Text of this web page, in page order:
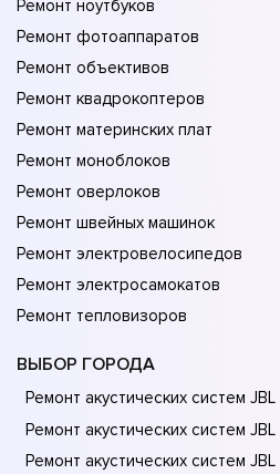
Ремонт ноутбуков
Ремонт фотоаппаратов
Ремонт объективов
Ремонт квадрокоптеров
Ремонт материнских плат
Ремонт моноблоков
Ремонт оверлоков
Ремонт швейных машинок
Ремонт электровелосипедов
Ремонт электросамокатов
Ремонт тепловизоров
ВЫБОР ГОРОДА
Ремонт акустических систем
Ремонт акустических систем
Ремонт акустических систем